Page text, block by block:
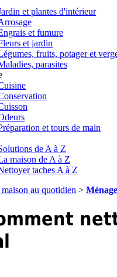
et plantes d'intérieur
et fumure
et jardin
fruits, potager et
parasites
et tours de main
de A à Z
maison de A à Z
taches A à Z
au quotidien > Ménage